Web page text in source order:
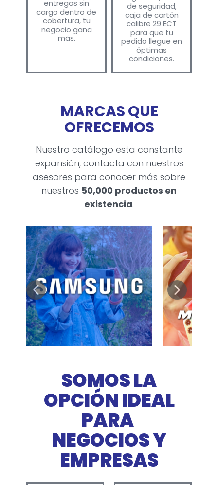
entregas sin
cargo dentro de
cobertura, tu
negocio gana
más.
de seguridad,
caja de cartón
calibre 29 ECT
para que tu
pedido llegue en
óptimas
condiciones.
MARCAS QUE
OFRECEMOS
Nuestro catálogo esta constante
expansión, contacta con nuestros
asesores para conocer más sobre
nuestros 50,000 productos en
existencia.
SOMOS LA
OPCIÓN IDEAL
PARA
NEGOCIOS Y
EMPRESAS